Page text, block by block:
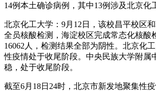
14例本土确诊病例，其中13例涉及北京化
北京化工大学：9月12日，该校昌平校区
全员核酸检测，海淀校区完成常态化核酸
16062人，检测结果全部为阴性。北京化
性疫情处于收尾阶段。中央民族大学附属
稳，处于收尾阶段。
截至6月18日24时，北京市新发地聚集性